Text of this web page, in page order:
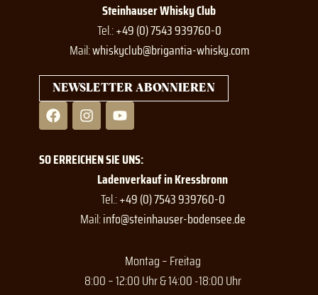
Steinhauser Whisky Club
Tel.:+49 (0) 7543 939760-0
Mail:whiskyclub@brigantia-whisky.com
NEWSLETTER ABONNIEREN
F
a
c
e
b
I
n
s
t
a
m
Y
o
u
t
u
b
e
SO ERREICHEN SIE UNS:
Ladenverkauf in Kressbronn
Tel.:+49 (0) 7543 939760-0
Mail:info@steinhauser-bodensee.de
Montag – Freitag
8:00 – 12:00 Uhr & 14:00 -18:00 Uhr